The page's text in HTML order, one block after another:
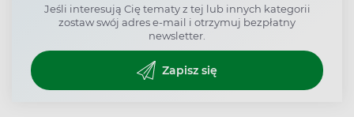
Jeśli interesują Cię tematy z tej lub innych kategorii
zostaw swój adres e-mail i otrzymuj bezpłatny
newsletter.
Zapisz się